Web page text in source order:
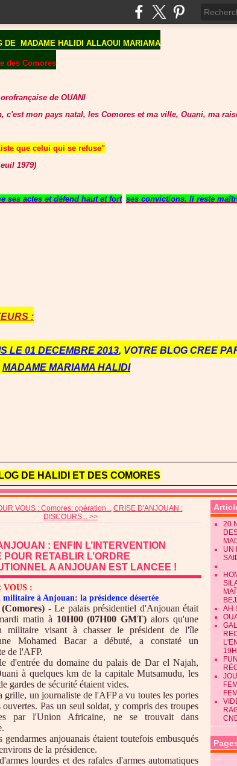
DE MADAME HALIDI ALLAOUI MARIAMA
des Comores
de OUANI
c'est mon pays natal, les Comores et ma ville, Ouani, ma
que celui qui se refuse"
1979)
ses actes et défend haut et fort ses convictions. Il reste
:
LE 01 DECEMBRE 2013, VOTRE BLOG CREE
MADAME MARIAMA HALIDI
DE HALIDI ET DES COMORES
VOUS : Comores: opération... CRISE D'ANJOUAN :
DISCOURS... >>
: ENFIN L’INTERVENTION
POUR RETABLIR L’ORDRE
A ANJOUAN EST LANCEE !
VOUS :
à Anjouan: la présidence désertée
- Le palais présidentiel d'Anjouan était
matin à 10H00 (07H00 GMT) alors qu'une
militaire visant à chasser le président de l'île
Mohamed Bacar a débuté, a constaté un
de l'AFP.
d'entrée du domaine du palais de Dar el Najah,
à quelques km de la capitale Mutsamudu, les
gardes de sécurité étaient vides.
grille, un journaliste de l'AFP a vu toutes les portes
ouvertes. Pas un seul soldat, y compris des troupes
par l'Union Africaine, ne se trouvait dans
gendarmes anjouanais étaient toutefois embusqués
de la présidence.
lourdes et des rafales d'armes automatiques
20
UN
AH